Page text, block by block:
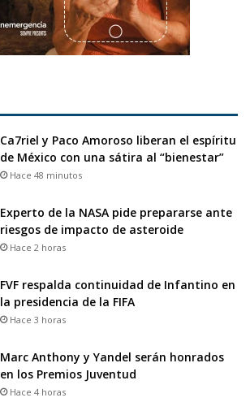
Ca7riel y Paco Amoroso liberan el espíritu
de México con una sátira al “bienestar”
Hace 48 minutos
Experto de la NASA pide prepararse ante
riesgos de impacto de asteroide
Hace 2 horas
FVF respalda continuidad de Infantino en
la presidencia de la FIFA
Hace 3 horas
Marc Anthony y Yandel serán honrados
en los Premios Juventud
Hace 4 horas